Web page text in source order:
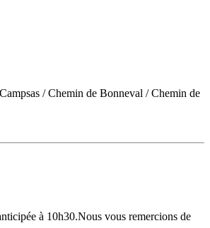
/ Chemin de Bonneval / Chemin de
à 10h30.Nous vous remercions de